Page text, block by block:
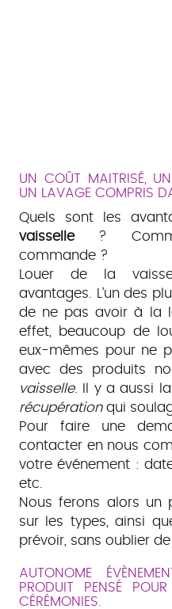
UN COÛT MAITRISÉ,
UN LAVAGE COMPRIS
Quels sont les
vaisselle?
commande ?
Louer de la
avantages. L’un des
de ne pas avoir à la
effet, beaucoup de
eux-mêmes pour ne
avec des produits
vaisselle. Il y a aussi la
récupérationqui
Pour faire une
contacter en nous
votre événement :
etc.
Nous ferons alors un
sur les types, ainsi
prévoir, sans oublier
AUTONOME
PRODUIT PENSÉ
CÉRÉMONIES.